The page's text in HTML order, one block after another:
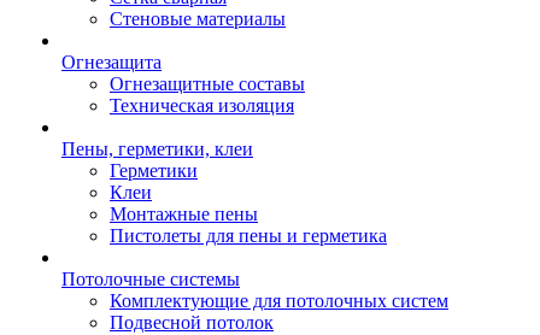
Стеновые материалы
Огнезащита
Огнезащитные составы
Техническая изоляция
Пены, герметики, клеи
Герметики
Клеи
Монтажные пены
Пистолеты для пены и герметика
Потолочные системы
Комплектующие для потолочных систем
Подвесной потолок